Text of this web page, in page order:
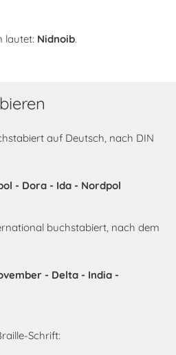
lautet: Nidnoib.
auf Deutsch, nach DIN
- Dora - Ida - Nordpol
buchstabiert, nach dem
- Delta - India -
Schrift: